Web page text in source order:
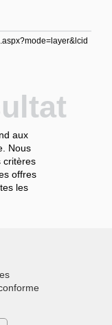
aux
Nous
critères
offres
les